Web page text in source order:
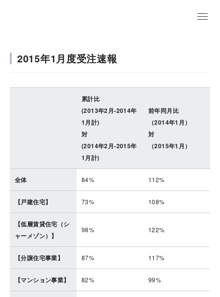
2015年1月度受注速報
累計比
(2013年2月-2014年
1月計)
対
(2014年2月-2015年
1月計)
前年同月比
（2014年1月）
対
（2015年1月）
全体 84% 112%
【戸建住宅】 73% 108%
【低層賃貸住宅（シ
ャーメゾン）】
98% 122%
【分譲住宅事業】 87% 117%
【マンション事業】 82% 99%